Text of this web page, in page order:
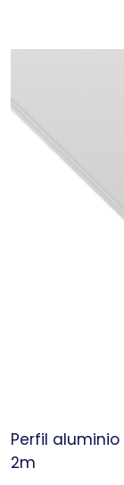
Perfil aluminio
2m